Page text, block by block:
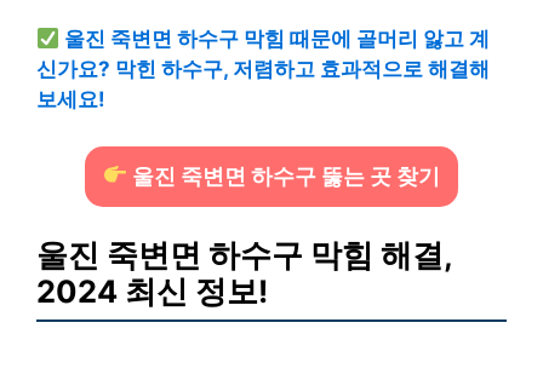
울진 죽변면 하수구 막힘 때문에 골머리 앓고 계
신가요? 막힌 하수구, 저렴하고 효과적으로 해결해
보세요!
울진 죽변면 하수구 뚫는 곳 찾기
울진 죽변면 하수구 막힘 해결,
2024 최신 정보!